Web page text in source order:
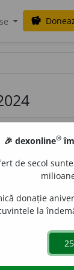
savings
Livr.) Care este
Ilicit de
🎉 dexonline®
de secol
donație
la